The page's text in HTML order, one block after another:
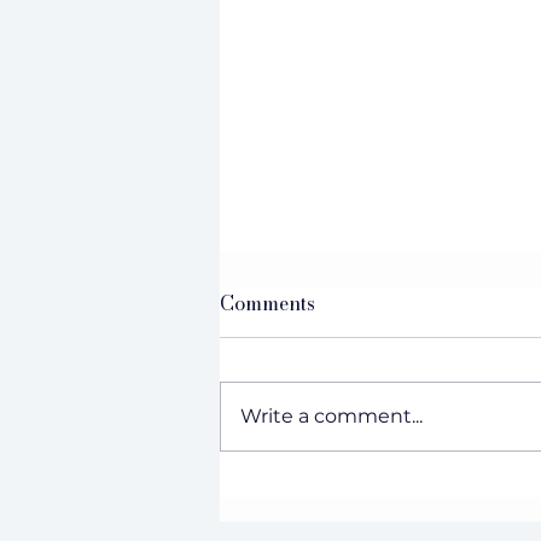
Comments
Write a comment...